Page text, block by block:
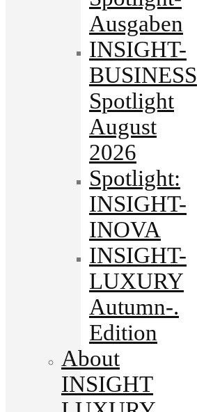
Ausgaben
INSIGHT-
BUSINESS
Spotlight
August
2026
Spotlight:
INSIGHT-
INOVA
INSIGHT-
LUXURY
Autumn-.
Edition
About
INSIGHT